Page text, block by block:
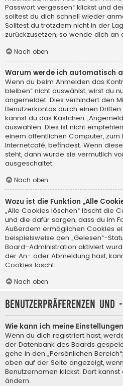
Passwort vergessen“ klickst und
solltest du dich schnell wieder
Solltest du trotzdem nicht in der
zurückzusetzen, so wende dich
Nach oben
Warum werde ich automatisch
Wenn du beim Anmelden das
bleiben“ nicht auswählst, wirst du
angemeldet. Dies verhindert den
Benutzerkontos durch einen
kannst du das Kästchen
auswählen. Dies ist nicht
einem öffentlichen Computer, zum
Internetcafé, befindest. Wenn
steht, dann wurde sie vermutlich
ausgeschaltet.
Nach oben
Wozu ist die Funktion „Alle
„Alle Cookies löschen“ löscht die
und die dafür sorgen, dass du im
Außerdem ermöglichen Cookies
beispielsweise den „Gelesen“-
Board-Administration aktiviert
der An- oder Abmeldung hast,
Cookies löscht.
Nach oben
Benutzerpräferenzen und
Wie kann ich meine
Wenn du dich registriert hast,
der Datenbank des Boards
gehe in den „Persönlichen
oben auf der Seite angezeigt,
Benutzernamen klickst. Dort
ändern.